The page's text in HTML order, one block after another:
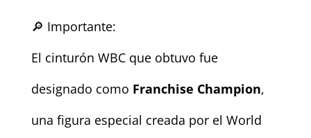
🔎 Importante:
El cinturón WBC que obtuvo fue
designado como Franchise Champion,
una figura especial creada por el World